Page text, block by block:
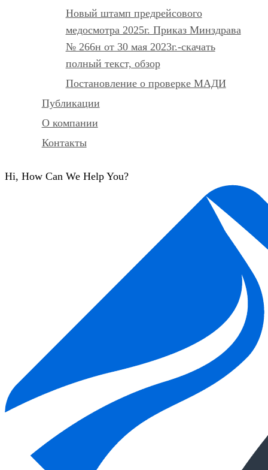
Новый штамп предрейсового
медосмотра 2025г. Приказ Минздрава
№ 266н от 30 мая 2023г.-скачать
полный текст, обзор
Постановление о проверке МАДИ
Публикации
О компании
Контакты
Hi, How Can We Help You?